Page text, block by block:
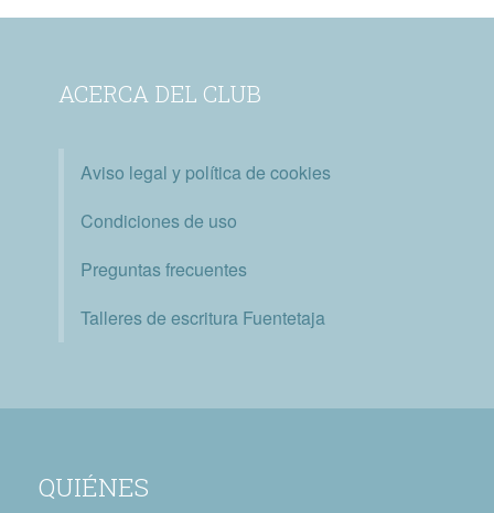
ACERCA DEL CLUB
Aviso legal y política de cookies
Condiciones de uso
Preguntas frecuentes
Talleres de escritura Fuentetaja
QUIÉNES